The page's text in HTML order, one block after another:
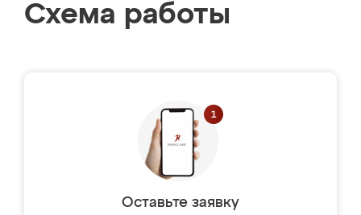
Схема работы
Оставьте заявку